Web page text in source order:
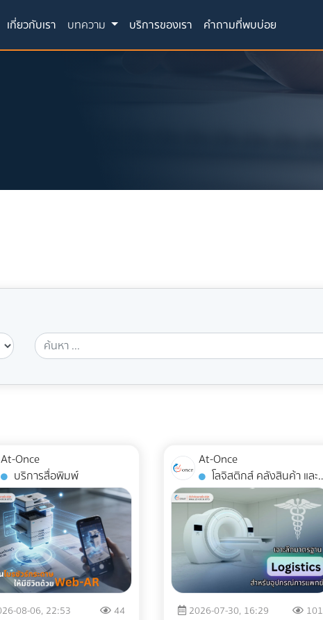
(current)
เกี่ยวกับเรา บทความ บริการของเรา คำถามที่พบบ่อย
At-Once
บริการสื่อพิมพ์
08-06, 22:53 44
At-Once
การจัดส่ง
2026-07-30, 16:29 101